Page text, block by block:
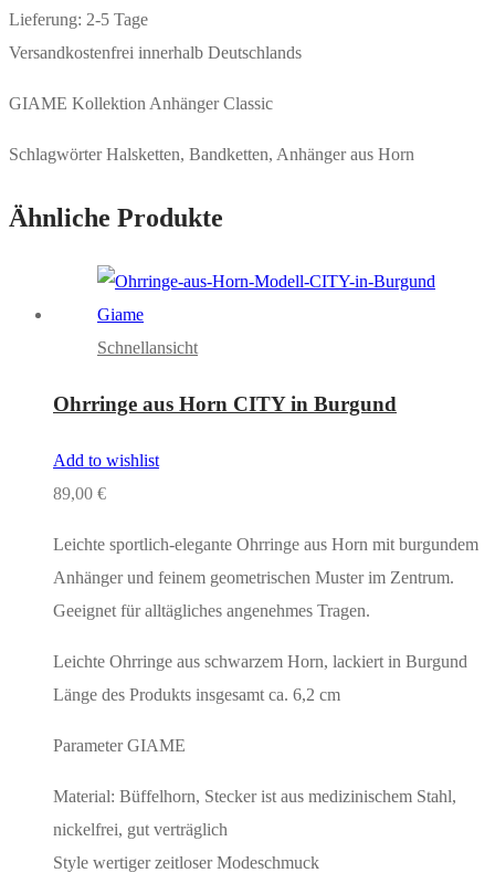
Lieferung: 2-5 Tage
Versandkostenfrei innerhalb Deutschlands
GIAME Kollektion Anhänger Classic
Schlagwörter Halsketten, Bandketten, Anhänger aus Horn
Ähnliche Produkte
Schnellansicht
Ohrringe aus Horn CITY in Burgund
Add to wishlist
89,00 €
Leichte sportlich-elegante Ohrringe aus Horn mit burgundem
Anhänger und feinem geometrischen Muster im Zentrum.
Geeignet für alltägliches angenehmes Tragen.
Leichte Ohrringe aus schwarzem Horn, lackiert in Burgund
Länge des Produkts insgesamt ca. 6,2 cm
Parameter GIAME
Material: Büffelhorn, Stecker ist aus medizinischem Stahl,
nickelfrei, gut verträglich
Style wertiger zeitloser Modeschmuck